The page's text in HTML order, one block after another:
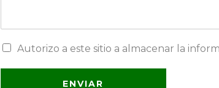
G
P
Autorizo ​​a este sitio a almacenar la
ENVIAR